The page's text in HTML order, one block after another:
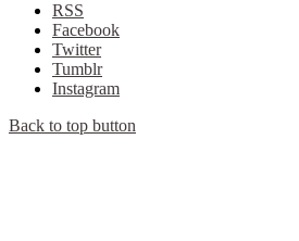
RSS
Facebook
Twitter
Tumblr
Instagram
Back to top button